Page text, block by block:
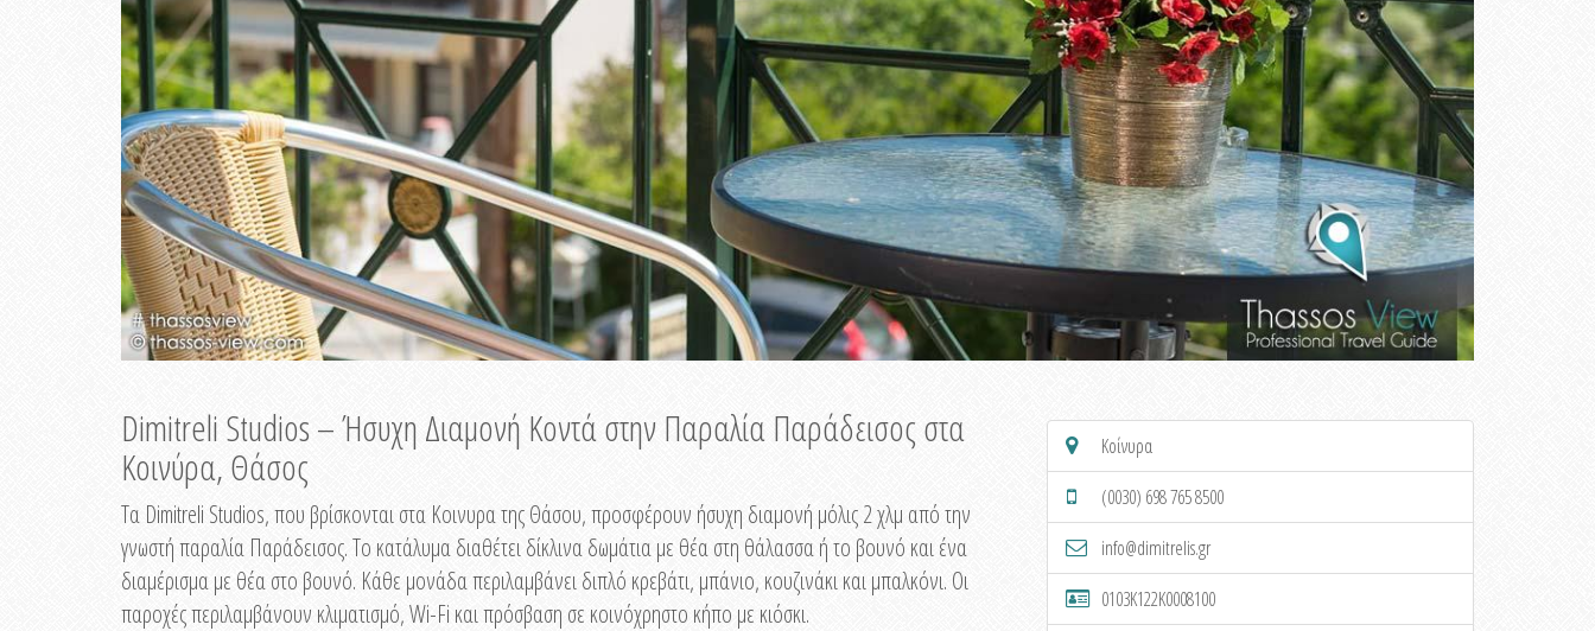
Dimitreli Studios – Ήσυχη Διαμονή Κοντά στην Παραλία Παράδεισος στα
Κοινύρα, Θάσος
Τα Dimitreli Studios, που βρίσκονται στα Κοινυρα της Θάσου, προσφέρουν ήσυχη διαμονή μόλις 2 χλμ από την
γνωστή παραλία Παράδεισος. Το κατάλυμα διαθέτει δίκλινα δωμάτια με θέα στη θάλασσα ή το βουνό και ένα
διαμέρισμα με θέα στο βουνό. Κάθε μονάδα περιλαμβάνει διπλό κρεβάτι, μπάνιο, κουζινάκι και μπαλκόνι. Οι
παροχές περιλαμβάνουν κλιματισμό, Wi-Fi και πρόσβαση σε κοινόχρηστο κήπο με κιόσκι.
Κοίνυρα
(0030) 698 765 8500
info@dimitrelis.gr
0103K122K0008100